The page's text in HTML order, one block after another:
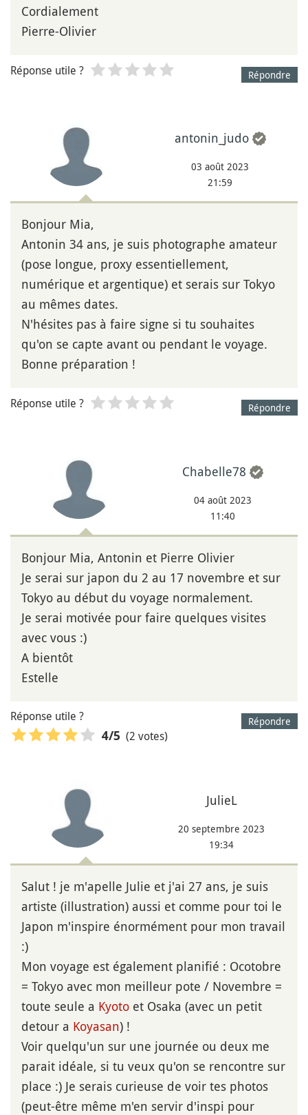
Cordialement
Pierre-Olivier
Répondre
Réponse utile ?
antonin_judo
03 août 2023
21:59
Bonjour Mia,
Antonin 34 ans, je suis photographe amateur
(pose longue, proxy essentiellement,
numérique et argentique) et serais sur Tokyo
au mêmes dates.
N'hésites pas à faire signe si tu souhaites
qu'on se capte avant ou pendant le voyage.
Bonne préparation !
Répondre
Réponse utile ?
Chabelle78
04 août 2023
11:40
Bonjour Mia, Antonin et Pierre Olivier
Je serai sur japon du 2 au 17 novembre et sur
Tokyo au début du voyage normalement.
Je serai motivée pour faire quelques visites
avec vous :)
A bientôt
Estelle
Répondre
Réponse utile ?
4/5 (2 votes)
JulieL
20 septembre 2023
19:34
Salut ! je m'apelle Julie et j'ai 27 ans, je suis
artiste (illustration) aussi et comme pour toi le
Japon m'inspire énormément pour mon travail
:)
Mon voyage est également planifié : Ocotobre
= Tokyo avec mon meilleur pote / Novembre =
toute seule a Kyoto et Osaka (avec un petit
detour a Koyasan) !
Voir quelqu'un sur une journée ou deux me
parait idéale, si tu veux qu'on se rencontre sur
place :) Je serais curieuse de voir tes photos
(peut-être même m'en servir d'inspi pour